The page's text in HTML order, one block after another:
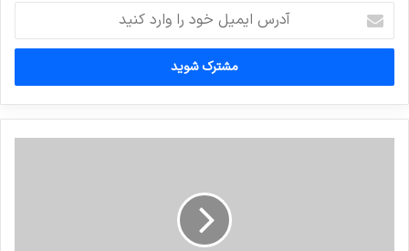
ایمیل
خود
وارد
کنید